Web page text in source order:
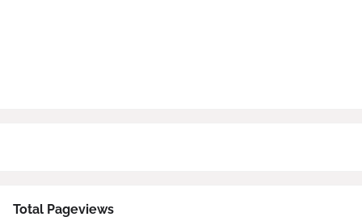
Total Pageviews